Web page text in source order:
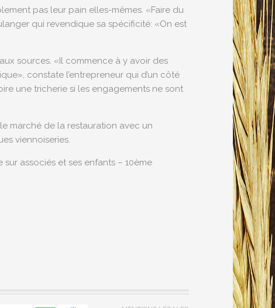
pas leur pain elles-mêmes. «Faire du
qui revendique sa spécificité: «On est
sources. «Il commence à y avoir des
constate l’entrepreneur qui d’un côté
une tricherie si les engagements ne sont
marché de la restauration avec un
viennoiseries.
associés et ses enfants – 10ème